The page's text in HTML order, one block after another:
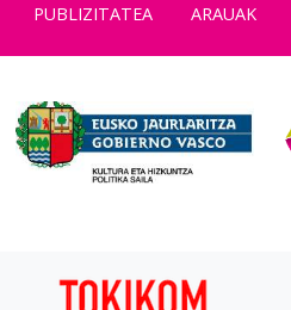
PUBLIZITATEA ARAUAK